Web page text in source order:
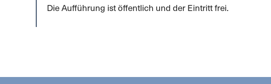
Die Aufführung ist öffentlich und der Eintritt frei.